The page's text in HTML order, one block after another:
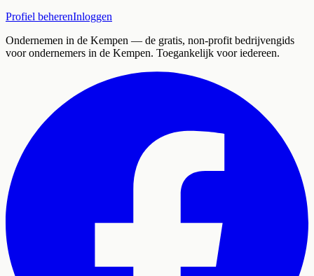
Profiel beherenInloggen
Ondernemen in de Kempen — de gratis, non-profit bedrijvengids
voor ondernemers in de Kempen. Toegankelijk voor iedereen.